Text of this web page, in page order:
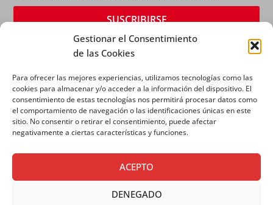
Gestionar el Consentimiento
de las Cookies
Para ofrecer las mejores experiencias, utilizamos tecnologías como las
cookies para almacenar y/o acceder a la información del dispositivo. El
consentimiento de estas tecnologías nos permitirá procesar datos como
el comportamiento de navegación o las identificaciones únicas en este
sitio. No consentir o retirar el consentimiento, puede afectar
negativamente a ciertas características y funciones.
ACEPTO
DENEGADO
AVISO LEGAL|POLÍTICA DE PRIVACIDAD|